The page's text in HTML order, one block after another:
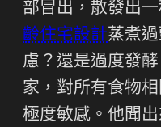
部冒出，散發出
齡住宅設計蒸煮
慮？還是過度發
家，對所有食物相
極度敏感。他聞